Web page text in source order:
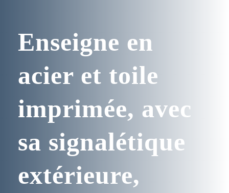
Enseigne en
acier et toile
imprimée, avec
sa signalétique
extérieure,